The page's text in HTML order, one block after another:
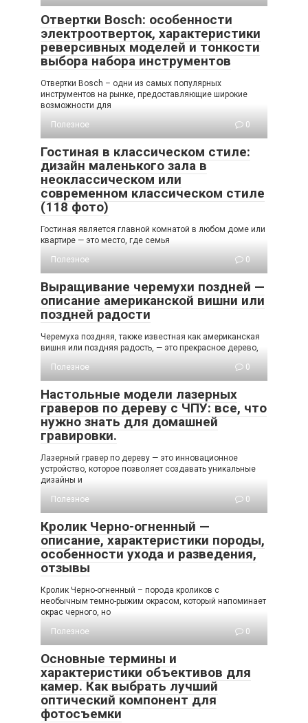
Отвертки Bosch: особенности
электроотверток, характеристики
реверсивных моделей и тонкости
выбора набора инструментов
Отвертки Bosch – одни из самых популярных
инструментов на рынке, предоставляющие широкие
возможности для
Полезное
0
Гостиная в классическом стиле:
дизайн маленького зала в
неоклассическом или
современном классическом стиле
(118 фото)
Гостиная является главной комнатой в любом доме или
квартире — это место, где семья
Полезное
0
Выращивание черемухи поздней —
описание американской вишни или
поздней радости
Черемуха поздняя, также известная как американская
вишня или поздняя радость, — это прекрасное дерево,
Полезное
0
Настольные модели лазерных
граверов по дереву с ЧПУ: все, что
нужно знать для домашней
гравировки.
Лазерный гравер по дереву — это инновационное
устройство, которое позволяет создавать уникальные
дизайны и
Полезное
0
Кролик Черно-огненный —
описание, характеристики породы,
особенности ухода и разведения,
отзывы
Кролик Черно-огненный – порода кроликов с
необычным темно-рыжим окрасом, который напоминает
окрас черного, но
Полезное
0
Основные термины и
характеристики объективов для
камер. Как выбрать лучший
оптический компонент для
фотосъемки